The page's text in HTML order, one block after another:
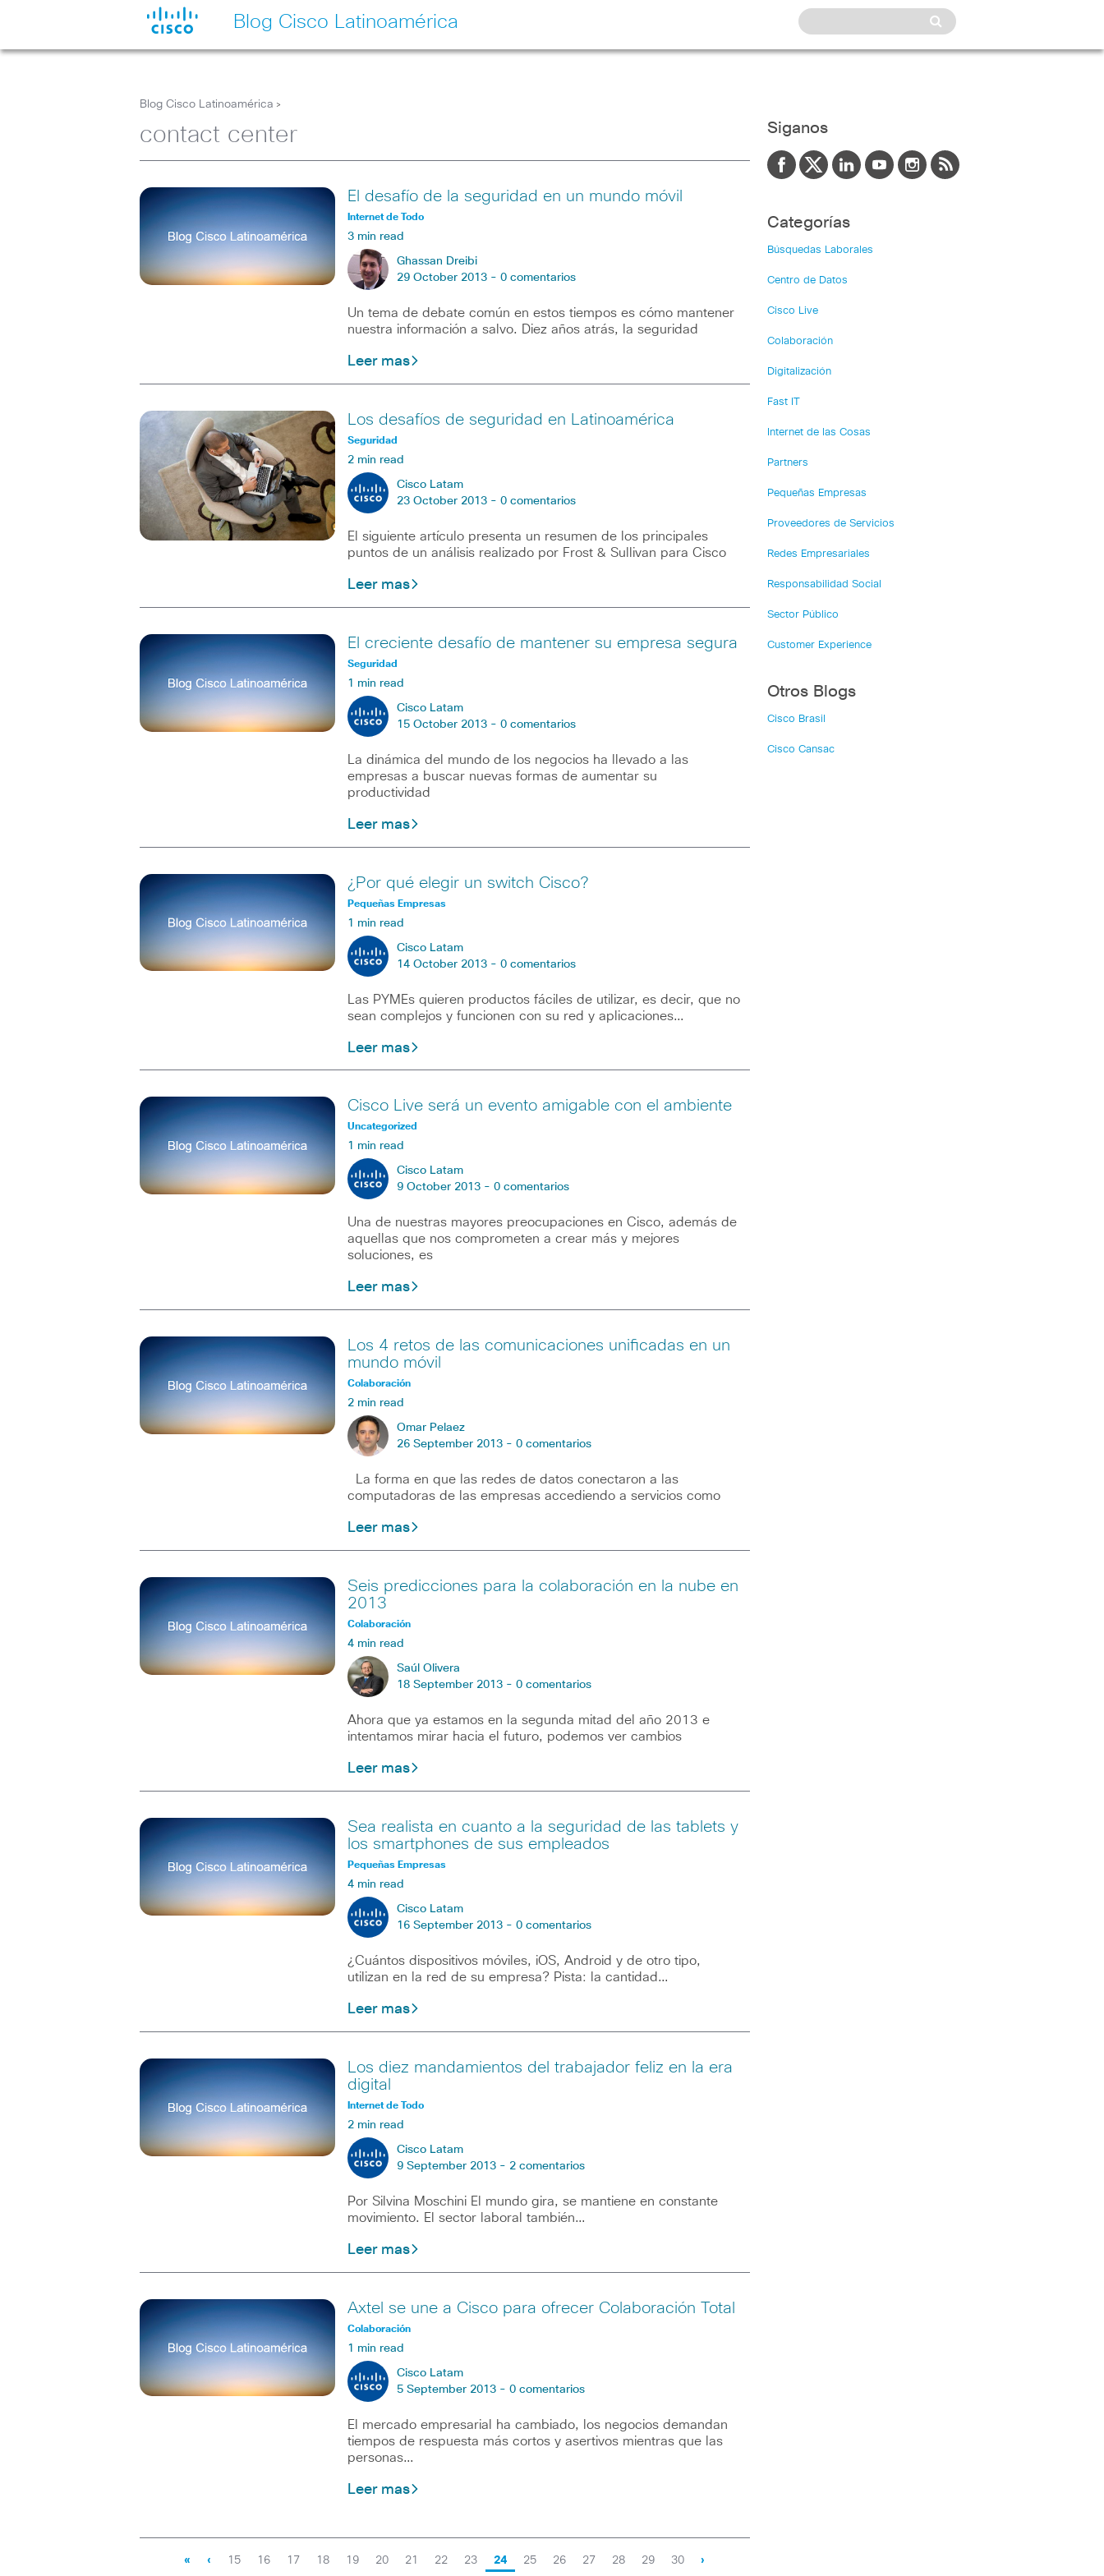
Blog Cisco Latinoamérica
Blog Cisco Latinoamérica >
contact center
El desafío de la seguridad en un mundo móvil
Internet de Todo
3 min read
Ghassan Dreibi
29 October 2013 - 0 comentarios
Un tema de debate común en estos tiempos es cómo mantener
nuestra información a salvo. Diez años atrás, la seguridad
Leer mas
Los desafíos de seguridad en Latinoamérica
Seguridad
2 min read
Cisco Latam
23 October 2013 - 0 comentarios
El siguiente artículo presenta un resumen de los principales
puntos de un análisis realizado por Frost & Sullivan para Cisco
Leer mas
El creciente desafío de mantener su empresa segura
Seguridad
1 min read
Cisco Latam
15 October 2013 - 0 comentarios
La dinámica del mundo de los negocios ha llevado a las
empresas a buscar nuevas formas de aumentar su
productividad
Leer mas
¿Por qué elegir un switch Cisco?
Pequeñas Empresas
1 min read
Cisco Latam
14 October 2013 - 0 comentarios
Las PYMEs quieren productos fáciles de utilizar, es decir, que no
sean complejos y funcionen con su red y aplicaciones…
Leer mas
Cisco Live será un evento amigable con el ambiente
Uncategorized
1 min read
Cisco Latam
9 October 2013 - 0 comentarios
Una de nuestras mayores preocupaciones en Cisco, además de
aquellas que nos comprometen a crear más y mejores
soluciones, es
Leer mas
Los 4 retos de las comunicaciones unificadas en un
mundo móvil
Colaboración
2 min read
Omar Pelaez
26 September 2013 - 0 comentarios
La forma en que las redes de datos conectaron a las
computadoras de las empresas accediendo a servicios como
Leer mas
Seis predicciones para la colaboración en la nube en
2013
Colaboración
4 min read
Saúl Olivera
18 September 2013 - 0 comentarios
Ahora que ya estamos en la segunda mitad del año 2013 e
intentamos mirar hacia el futuro, podemos ver cambios
Leer mas
Sea realista en cuanto a la seguridad de las tablets y
los smartphones de sus empleados
Pequeñas Empresas
4 min read
Cisco Latam
16 September 2013 - 0 comentarios
¿Cuántos dispositivos móviles, iOS, Android y de otro tipo,
utilizan en la red de su empresa? Pista: la cantidad…
Leer mas
Los diez mandamientos del trabajador feliz en la era
digital
Internet de Todo
2 min read
Cisco Latam
9 September 2013 - 2 comentarios
Por Silvina Moschini El mundo gira, se mantiene en constante
movimiento. El sector laboral también…
Leer mas
Axtel se une a Cisco para ofrecer Colaboración Total
Colaboración
1 min read
Cisco Latam
5 September 2013 - 0 comentarios
El mercado empresarial ha cambiado, los negocios demandan
tiempos de respuesta más cortos y asertivos mientras que las
personas…
Leer mas
« ‹ 15 16 17 18 19 20 21 22 23 24 25 26 27 28 29 30 ›
Siganos
Categorías
Búsquedas Laborales
Centro de Datos
Cisco Live
Colaboración
Digitalización
Fast IT
Internet de las Cosas
Partners
Pequeñas Empresas
Proveedores de Servicios
Redes Empresariales
Responsabilidad Social
Sector Público
Customer Experience
Otros Blogs
Cisco Brasil
Cisco Cansac